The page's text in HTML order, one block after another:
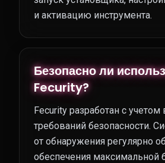
и активацию инструмента.
Безопасно ли
Fecurity?
Fecurity разработан с учетом
требований безопасности.
от обнаружения регулярно
обеспечения максимальной